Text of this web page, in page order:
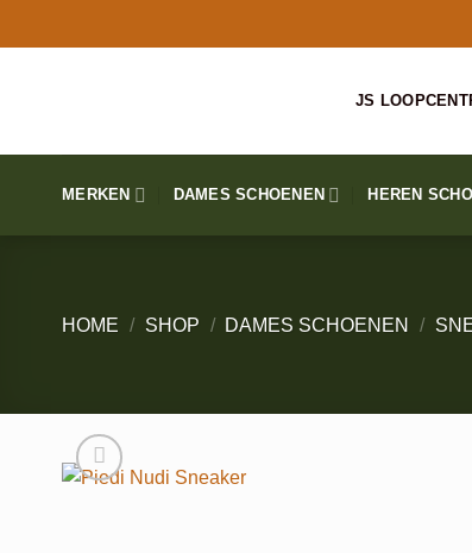
naar
JS
MERKEN DAMES SCHOENEN HEREN
HOME / SHOP / DAMES SCHOENEN /